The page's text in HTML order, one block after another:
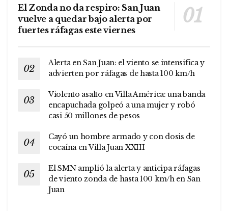
El Zonda no da respiro: San Juan
vuelve a quedar bajo alerta por
fuertes ráfagas este viernes
Alerta en San Juan: el viento se intensifica y
advierten por ráfagas de hasta 100 km/h
Violento asalto en Villa América: una banda
encapuchada golpeó a una mujer y robó
casi 50 millones de pesos
Cayó un hombre armado y con dosis de
cocaína en Villa Juan XXIII
El SMN amplió la alerta y anticipa ráfagas
de viento zonda de hasta 100 km/h en San
Juan